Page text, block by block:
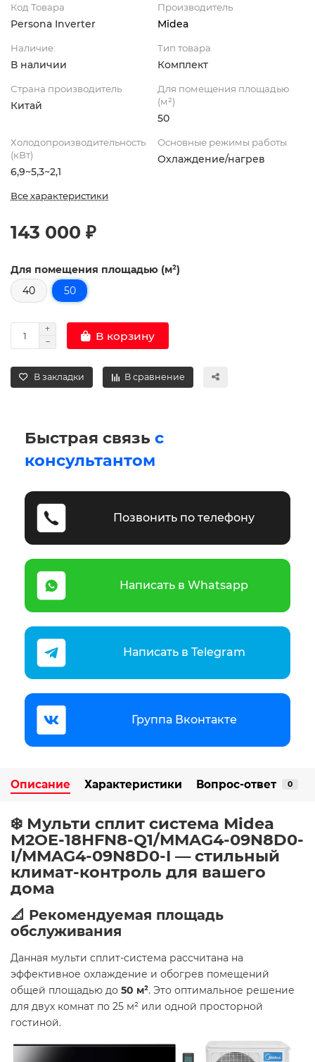
Код Товара
Persona Inverter
Производитель
Midea
Наличие:
В наличии
Тип товара
Комплект
Страна производитель
Китай
Для помещения площадью
(м²)
50
Холодопроизводительность
(кВт)
6,9~5,3~2,1
Основные режимы работы
Охлаждение/нагрев
Все характеристики
143 000 ₽
Для помещения площадью (м²)
40
50
В корзину
В закладки В сравнение
Быстрая связь с
консультантом
Позвонить по телефону
Написать в Whatsapp
Написать в Telegram
Группа Вконтакте
Описание Характеристики Вопрос-ответ 0
❄️ Мульти сплит система Midea
M2OE-18HFN8-Q1/MMAG4-09N8D0-
I/MMAG4-09N8D0-I — стильный
климат-контроль для вашего
дома
📐 Рекомендуемая площадь
обслуживания
Данная мульти сплит-система рассчитана на
эффективное охлаждение и обогрев помещений
общей площадью до 50 м². Это оптимальное решение
для двух комнат по 25 м² или одной просторной
гостиной.